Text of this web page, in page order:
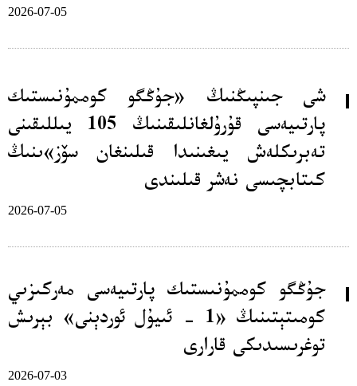
2026-07-05
شى جىنپىڭنىڭ «جۇڭگو كوممۇنىستىك
پارتىيەسى قۇرۇلغانلىقىنىڭ 105 يىللىقىنى
تەبرىكلەش يىغىنىدا قىلىنغان سۆز»ىنىڭ
كىتابچىسى نەشر قىلىندى
2026-07-05
جۇڭگو كوممۇنىستىك پارتىيەسى مەركىزىي
كومىتېتىنىڭ «1 - ئىيۇل ئوردېنى» بېرىش
توغرىسىدىكى قارارى
2026-07-03